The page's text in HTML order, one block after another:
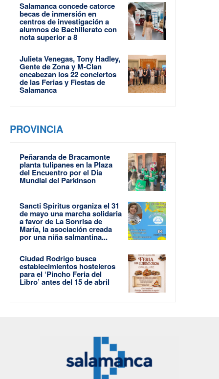
Salamanca concede catorce
becas de inmersión en
centros de investigación a
alumnos de Bachillerato con
nota superior a 8
Julieta Venegas, Tony Hadley,
Gente de Zona y M-Clan
encabezan los 22 conciertos
de las Ferias y Fiestas de
Salamanca
PROVINCIA
Peñaranda de Bracamonte
planta tulipanes en la Plaza
del Encuentro por el Día
Mundial del Parkinson
Sancti Spíritus organiza el 31
de mayo una marcha solidaria
a favor de La Sonrisa de
María, la asociación creada
por una niña salmantina...
Ciudad Rodrigo busca
establecimientos hosteleros
para el ‘Pincho Feria del
Libro’ antes del 15 de abril